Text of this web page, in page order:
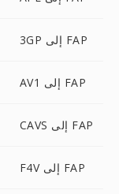
3GP إلى FAP
AV1 إلى FAP
CAVS إلى FAP
F4V إلى FAP